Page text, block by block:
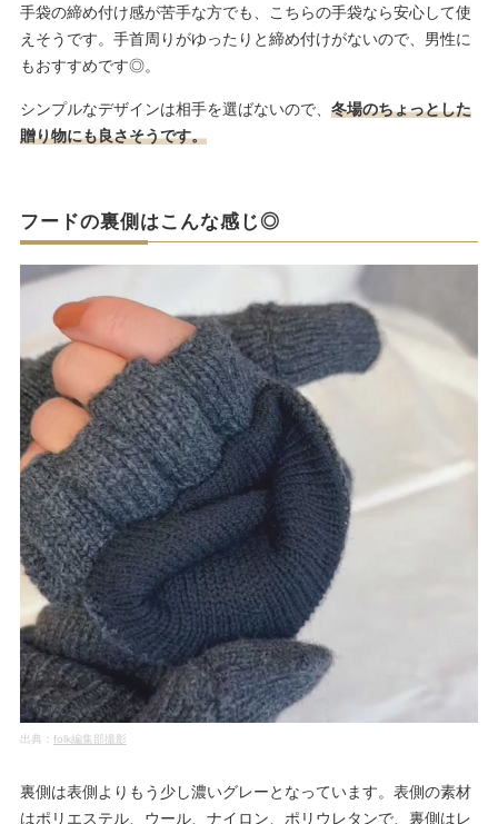
手袋の締め付け感が苦手な方でも、こちらの手袋なら安心して使
えそうです。手首周りがゆったりと締め付けがないので、男性に
もおすすめです◎。
シンプルなデザインは相手を選ばないので、 冬場のちょっとした
贈り物にも良さそうです。
フードの裏側はこんな感じ◎
出典： folk編集部撮影
裏側は表側よりもう少し濃いグレーとなっています。表側の素材
はポリエステル、ウール、ナイロン、ポリウレタンで、裏側はレ